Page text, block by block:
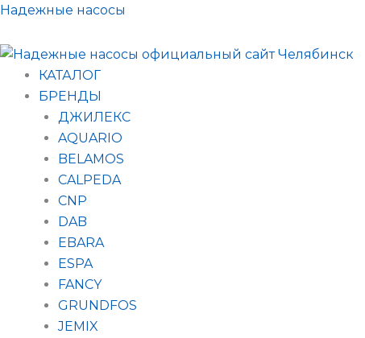
Перейти
содержимому
Надежные насосы
КАТАЛОГ
БРЕНДЫ
ДЖИЛЕКС
AQUARIO
BELAMOS
CALPEDA
CNP
DAB
EBARA
ESPA
FANCY
GRUNDFOS
JEMIX
Поиск